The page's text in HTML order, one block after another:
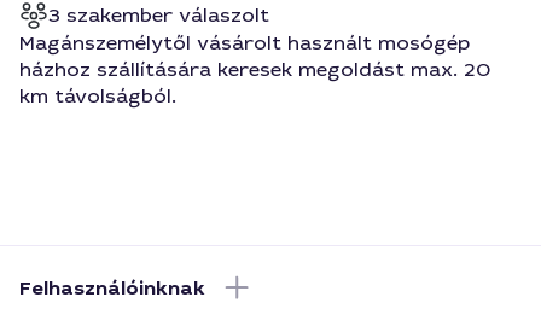
3 szakember válaszolt
Magánszemélytől vásárolt használt mosógép
házhoz szállítására keresek megoldást max. 20
km távolságból.
Felhasználóinknak